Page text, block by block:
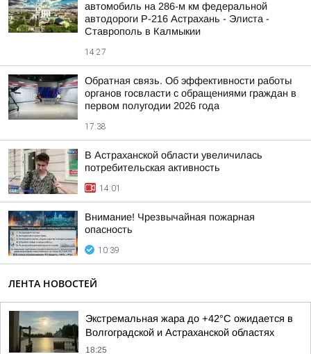
автомобиль на 286-м км федеральной
автодороги Р-216 Астрахань - Элиста -
Ставрополь в Калмыкии
14:27
Обратная связь. Об эффективности работы
органов госвласти с обращениями граждан в
первом полугодии 2026 года
17:38
В Астраханской области увеличилась
потребительская активность
14:01
Внимание! Чрезвычайная пожарная
опасность
10:39
ЛЕНТА НОВОСТЕЙ
Экстремальная жара до +42°C ожидается в
Волгоградской и Астраханской областях
18:25